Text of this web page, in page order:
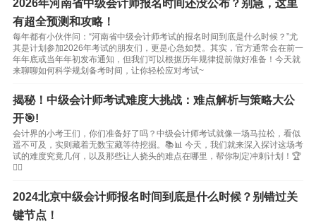
2026年河南省中级会计师报名时间还没公布？别急，这里
有超全预测和攻略！
每年都有小伙伴问：“河南省中级会计师考试的报名时间到底是什么时候？”尤
其是计划参加2026年考试的朋友们，更是心急如焚。其实，官方通常会在前一
年年底或当年年初发布通知，但我们可以根据历年规律提前做好准备！今天就
来聊聊如何科学规划备考时间，让你轻松应对考试~
揭秘！中级会计师考试难度大挑战：难点解析与策略大公
开🎯!
会计界的小考王们，你们准备好了吗？中级会计师考试就像一场马拉松，看似
遥不可及，实则藏着无数宝藏等待挖掘。📚📊 今天，我们就来深入探讨这场考
试的难度究竟几何，以及那些让人挠头的难点在哪里，帮你制定冲刺计划！🏆
🏃‍♀️
2024北京中级会计师报名时间到底是什么时候？别错过关
键节点！